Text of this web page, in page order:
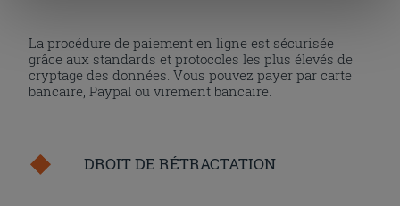
la touche « X », vous pourrez continuer à naviguer après
l'installation des cookies techniques uniquement.
La procédure de paiement en ligne est sécurisée
grâce aux standards et protocoles les plus élevés de
cryptage des données. Vous pouvez payer par carte
bancaire, Paypal ou virement bancaire.
DROIT DE RÉTRACTATION